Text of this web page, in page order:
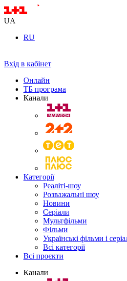
UA
RU
Вхід в кабінет
Онлайн
ТБ програма
Канали
Категорії
Реаліті-шоу
Розважальні шоу
Новини
Серіали
Мультфільми
Фільми
Українські фільми і
Всі категорії
Всі проєкти
Канали